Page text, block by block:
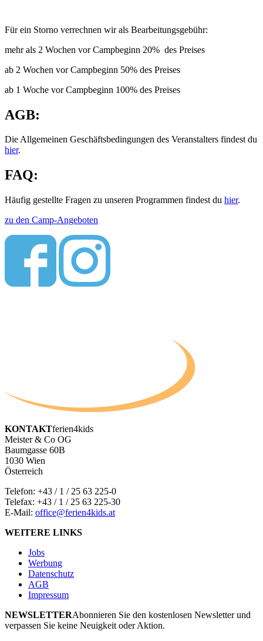
Für ein Storno verrechnen wir als Bearbeitungsgebühr:
mehr als 2 Wochen vor Campbeginn 20% des Preises
ab 2 Wochen vor Campbeginn 50% des Preises
ab 1 Woche vor Campbeginn 100% des Preises
AGB:
Die Allgemeinen Geschäftsbedingungen des Veranstalters findest du
hier.
FAQ:
Häufig gestellte Fragen zu unseren Programmen findest du hier.
zu den Camp-Angeboten
KONTAKTferien4kids
Meister & Co OG
Baumgasse 60B
1030 Wien
Österreich
Telefon: +43 / 1 / 25 63 225-0
Telefax: +43 / 1 / 25 63 225-30
E-Mail: office@ferien4kids.at
WEITERE LINKS
Jobs
Werbung
Datenschutz
AGB
Impressum
NEWSLETTERAbonnieren Sie den kostenlosen Newsletter und
verpassen Sie keine Neuigkeit oder Aktion.